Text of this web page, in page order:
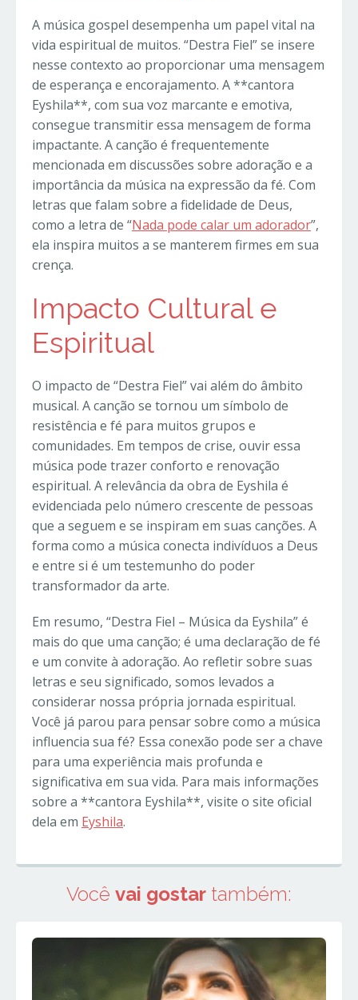
A música gospel desempenha um papel vital na
vida espiritual de muitos. “Destra Fiel” se insere
nesse contexto ao proporcionar uma mensagem
de esperança e encorajamento. A **cantora
Eyshila**, com sua voz marcante e emotiva,
consegue transmitir essa mensagem de forma
impactante. A canção é frequentemente
mencionada em discussões sobre adoração e a
importância da música na expressão da fé. Com
letras que falam sobre a fidelidade de Deus,
como a letra de “Nada pode calar um adorador”,
ela inspira muitos a se manterem firmes em sua
crença.
Impacto Cultural e
Espiritual
O impacto de “Destra Fiel” vai além do âmbito
musical. A canção se tornou um símbolo de
resistência e fé para muitos grupos e
comunidades. Em tempos de crise, ouvir essa
música pode trazer conforto e renovação
espiritual. A relevância da obra de Eyshila é
evidenciada pelo número crescente de pessoas
que a seguem e se inspiram em suas canções. A
forma como a música conecta indivíduos a Deus
e entre si é um testemunho do poder
transformador da arte.
Em resumo, “Destra Fiel – Música da Eyshila” é
mais do que uma canção; é uma declaração de fé
e um convite à adoração. Ao refletir sobre suas
letras e seu significado, somos levados a
considerar nossa própria jornada espiritual.
Você já parou para pensar sobre como a música
influencia sua fé? Essa conexão pode ser a chave
para uma experiência mais profunda e
significativa em sua vida. Para mais informações
sobre a **cantora Eyshila**, visite o site oficial
dela em Eyshila.
Você vai gostar também: